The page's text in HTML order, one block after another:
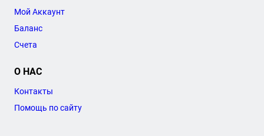
Мой Аккаунт
Баланс
Счета
О НАС
Контакты
Помощь по сайту